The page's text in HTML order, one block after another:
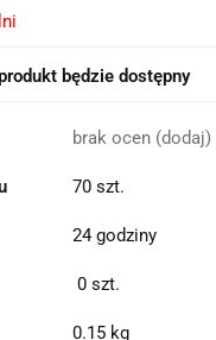
będzie dostępny
brak ocen (dodaj)
70 szt.
24 godziny
0 szt.
0.15 kg